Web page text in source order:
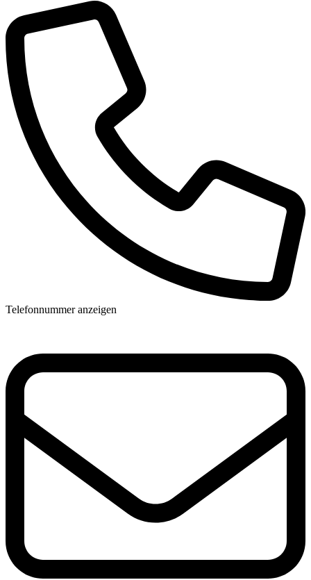
Telefonnummer anzeigen